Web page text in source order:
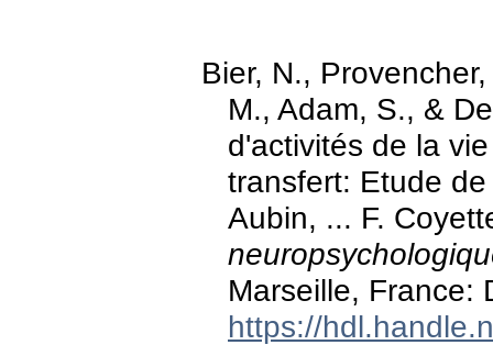
Bier, N.,
M., Adam, S., &
d'activités de la
transfert: Etude
Aubin, ... F.
Marseille, France:
https://